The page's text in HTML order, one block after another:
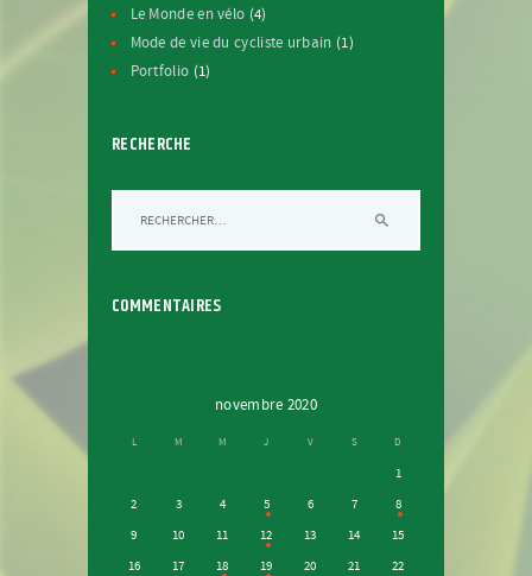
Le Monde en vélo (4)
Mode de vie du cycliste urbain (1)
Portfolio (1)
RECHERCHE
COMMENTAIRES
novembre 2020
L M M J V S D
1
2
3 4 5 6 7
8
9
10 11 12 13 14
15
16
17 18 19 20 21
22